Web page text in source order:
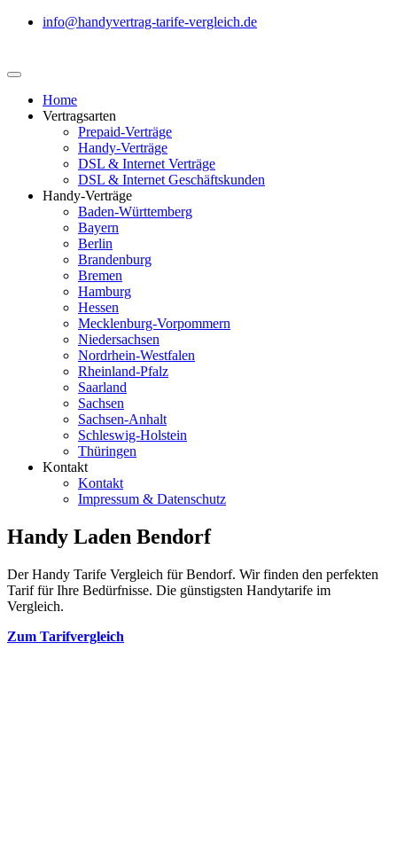
info@handyvertrag-tarife-vergleich.de
Home
Vertragsarten
Prepaid-Verträge
Handy-Verträge
DSL & Internet Verträge
DSL & Internet Geschäftskunden
Handy-Verträge
Baden-Württemberg
Bayern
Berlin
Brandenburg
Bremen
Hamburg
Hessen
Mecklenburg-Vorpommern
Niedersachsen
Nordrhein-Westfalen
Rheinland-Pfalz
Saarland
Sachsen
Sachsen-Anhalt
Schleswig-Holstein
Thüringen
Kontakt
Kontakt
Impressum & Datenschutz
Handy Laden Bendorf
Der Handy Tarife Vergleich für Bendorf. Wir finden den perfekten
Tarif für Ihre Bedürfnisse. Die günstigsten Handytarife im
Vergleich.
Zum Tarifvergleich